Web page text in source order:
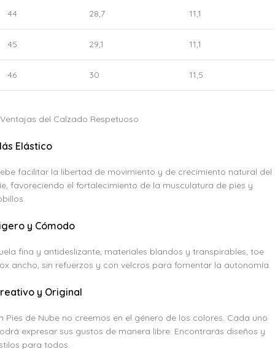
44 28,7 11,1
45 29,1 11,1
46 30 11,5
Ventajas del Calzado Respetuoso
Elástico
facilitar la libertad de movimiento y de crecimiento natural del
favoreciendo el fortalecimiento de la musculatura de pies y
y Cómodo
fina y antideslizante, materiales blandos y transpirables, toe
ancho, sin refuerzos y con velcros para fomentar la autonomía.
y Original
Pies de Nube no creemos en el género de los colores. Cada uno
expresar sus gustos de manera libre. Encontrarás diseños y
para todos.